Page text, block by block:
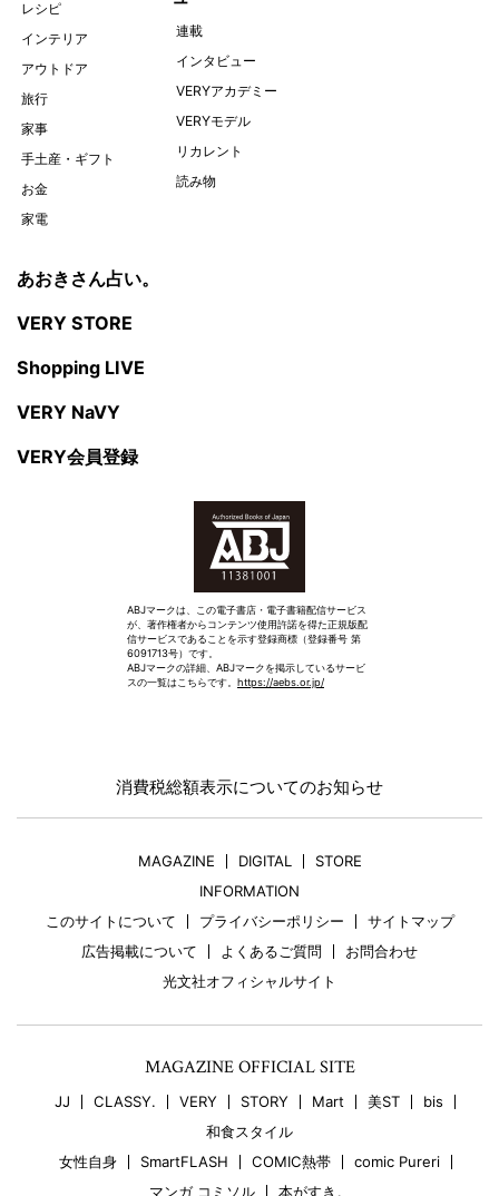
レシピ
インテリア
アウトドア
旅行
家事
手土産・ギフト
お金
家電
連載
インタビュー
VERYアカデミー
VERYモデル
リカレント
読み物
あおきさん占い。
VERY STORE
Shopping LIVE
VERY NaVY
VERY会員登録
ABJマークは、この電子書店・電子書籍配信サービス
が、著作権者からコンテンツ使用許諾を得た正規版配
信サービスであることを示す登録商標（登録番号 第
6091713号）です。
ABJマークの詳細、ABJマークを掲示しているサービ
スの一覧はこちらです。 https://aebs.or.jp/
消費税総額表示についてのお知らせ
MAGAZINE DIGITAL
STORE
INFORMATION
このサイトについて
プライバシーポリシー
サイトマップ
広告掲載について
よくあるご質問
お問合わせ
光文社オフィシャルサイト
MAGAZINE OFFICIAL SITE
JJ CLASSY. VERY STORY Mart 美ST
bis
和食スタイル
女性自身
SmartFLASH COMIC熱帯
comic Pureri
マンガ コミソル
本がすき。